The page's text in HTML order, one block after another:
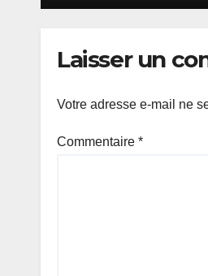
Laisser un
Votre adresse e-mail ne
Commentaire *